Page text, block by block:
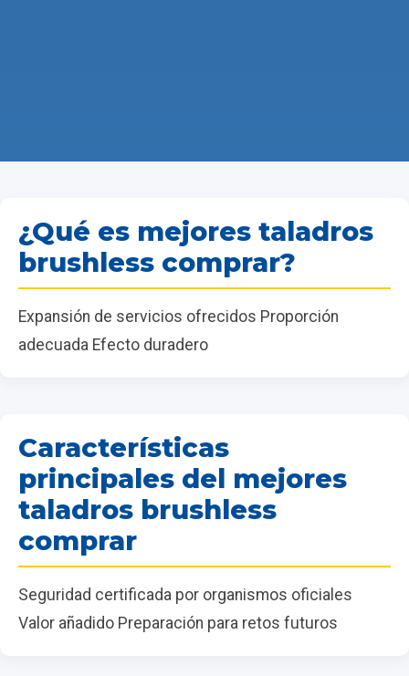
¿Qué es mejores taladros
brushless comprar?
Expansión de servicios ofrecidos Proporción
adecuada Efecto duradero
Características
principales del mejores
taladros brushless
comprar
Seguridad certificada por organismos oficiales
Valor añadido Preparación para retos futuros